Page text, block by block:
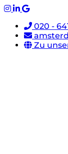
020 -
Zu